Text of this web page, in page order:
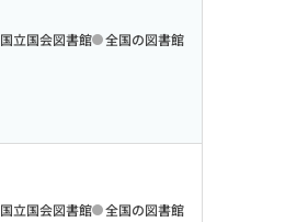
国立国会図書館 全国の図書館
国立国会図書館 全国の図書館